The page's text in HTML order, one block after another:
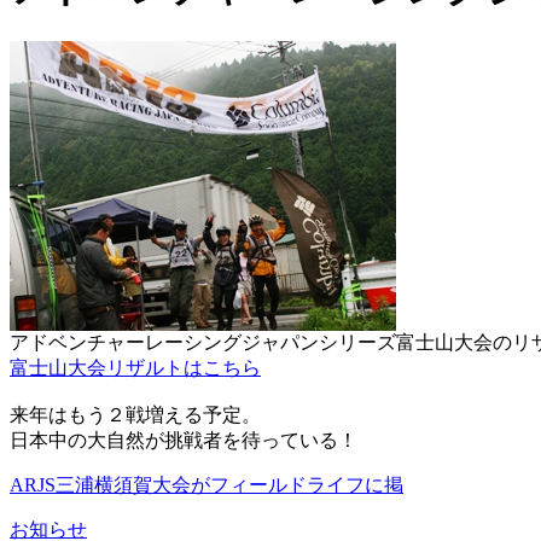
アドベンチャーレーシングジャパンシリーズ富士山大会のリ
富士山大会リザルトはこちら
来年はもう２戦増える予定。
日本中の大自然が挑戦者を待っている！
ARJS三浦横須賀大会がフィールドライフに掲
お知らせ